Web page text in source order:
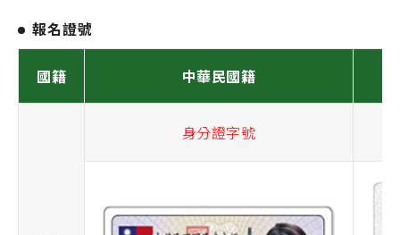
報名證號
國籍 中華民國籍
身分證字號